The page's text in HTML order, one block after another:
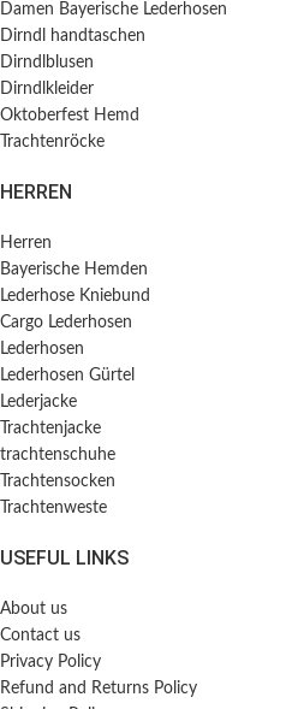
Damen Bayerische Lederhosen
Dirndl handtaschen
Dirndlblusen
Dirndlkleider
Oktoberfest Hemd
Trachtenröcke
HERREN
Herren
Bayerische Hemden​
Lederhose Kniebund
Cargo Lederhosen
Lederhosen
Lederhosen Gürtel
Lederjacke
Trachtenjacke
trachtenschuhe
Trachtensocken
Trachtenweste
USEFUL LINKS
About us
Contact us
Privacy Policy
Refund and Returns Policy